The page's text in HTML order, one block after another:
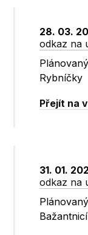
28. 03.
odkaz na
Rybníčky
Přejít na
31. 01.
odkaz na
Bažantnicí